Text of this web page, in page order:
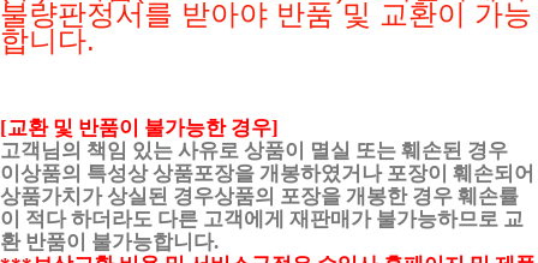
불량판정서를 받아야 반품 및 교환이 가능
합니다.
[교환 및 반품이 불가능한 경우]
고객님의 책임 있는 사유로 상품이 멸실 또는 훼손된 경우
이상품의 특성상 상품포장을 개봉하였거나 포장이 훼손되어
상품가치가 상실된 경우상품의 포장을 개봉한 경우 훼손률
이 적다 하더라도 다른 고객에게 재판매가 불가능하므로 교
환 반품이 불가능합니다.